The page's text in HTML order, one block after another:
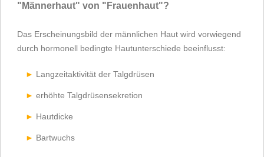
"Männerhaut" von "Frauenhaut"?
Das Erscheinungsbild der männlichen Haut wird vorwiegend
durch hormonell bedingte Hautunterschiede beeinflusst:
Langzeitaktivität der Talgdrüsen
erhöhte Talgdrüsensekretion
Hautdicke
Bartwuchs